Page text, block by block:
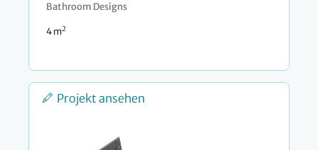
Bathroom Designs
4 m2
Projekt ansehen